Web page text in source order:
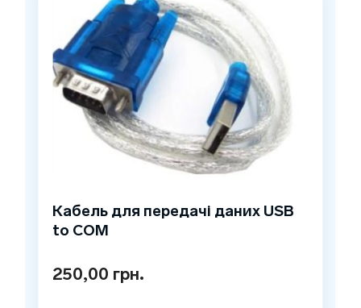
Кабель для передачі даних USB
to COM
250,00 грн.